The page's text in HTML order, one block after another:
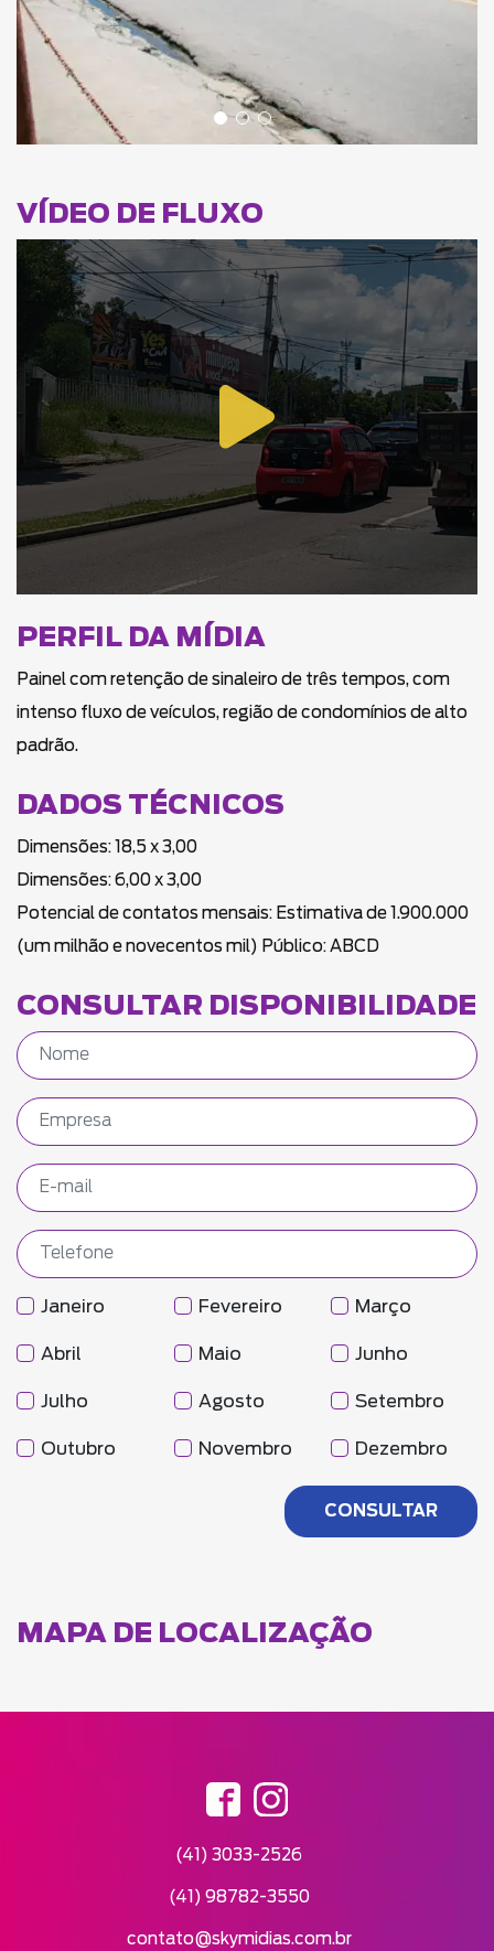
VÍDEO DE FLUXO
PERFIL DA MÍDIA
Painel com retenção de sinaleiro de três tempos, com
intenso fluxo de veículos, região de condomínios de alto
padrão.
DADOS TÉCNICOS
Dimensões: 18,5 x 3,00
Dimensões: 6,00 x 3,00
Potencial de contatos mensais: Estimativa de 1.900.000
(um milhão e novecentos mil) Público: ABCD
CONSULTAR DISPONIBILIDADE
Janeiro Fevereiro Março
Abril Maio Junho
Julho Agosto Setembro
Outubro Novembro Dezembro
MAPA DE LOCALIZAÇÃO
(41) 3033-2526
(41) 98782-3550
contato@skymidias.com.br